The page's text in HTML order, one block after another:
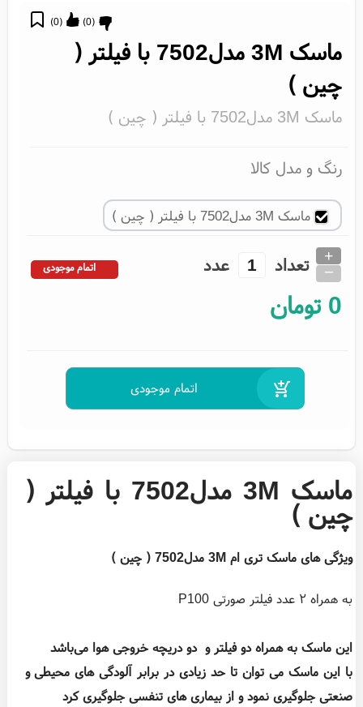
(
0
) (
0
)
ماسک 3M مدل7502 با فیلتر (
چین )
ماسک 3M مدل7502 با فیلتر ( چین )
رنگ و مدل کالا
ماسک 3M مدل7502 با فیلتر ( چین )
تعداد +
_ عدد اتمام موجودی
0 تومان
ماسک 3M مدل7502 با فیلتر (
چین )
ویژگی‌ های ماسک تری ام 3M مدل7502 ( چین )
به همراه ۲ عدد فیلتر صورتی P100
این ماسک به همراه دو فیلتر و دو دریچه خروجی هوا می‌باشد
با این ماسک می توان تا حد زیادی در برابر آلودگی های محیطی و
صنعتی جلوگیری نمود و از بیماری های تنفسی جلوگیری کرد